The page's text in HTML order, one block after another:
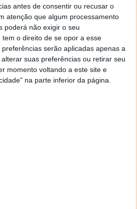
antes de consentir ou recusar o
atenção que algum processamento
poderá não exigir o seu
o direito de se opor a esse
serão aplicadas apenas a
suas preferências ou retirar seu
momento voltando a este site e
na parte inferior da página.
o utilizador passa a ter um
do seu sono. Por
para um determinado dia
de recarga do seu
do sono de qualidade, o
do sono, quantas horas
de horas de sono